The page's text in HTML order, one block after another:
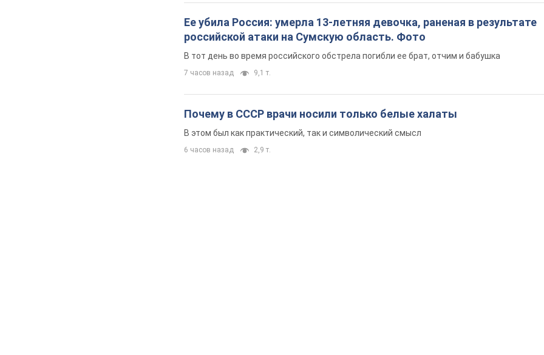
Ее убила Россия: умерла 13-летняя девочка, раненая в результате
российской атаки на Сумскую область. Фото
В тот день во время российского обстрела погибли ее брат, отчим и бабушка
7 часов назад 9,1 т.
Почему в СССР врачи носили только белые халаты
В этом был как практический, так и символический смысл
6 часов назад 2,9 т.